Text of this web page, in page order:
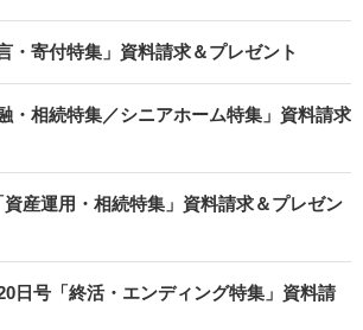
・寄付特集」資料請求＆プレゼント
・相続特集／シニアホーム特集」資料請求
産運用・相続特集」資料請求＆プレゼン
日号「終活・エンディング特集」資料請